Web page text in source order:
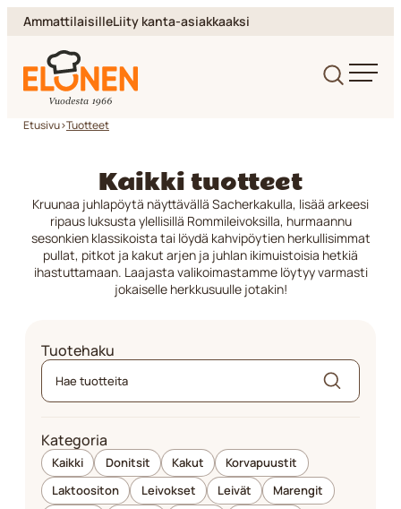
Siirry
sisältöön
AmmattilaisilleLiity kanta-asiakkaaksi
Elonen
Etusivu>Tuotteet
Kaikki tuotteet
Kruunaa juhlapöytä näyttävällä Sacherkakulla, lisää arkeesi
ripaus luksusta ylellisillä Rommileivoksilla, hurmaannu
sesonkien klassikoista tai löydä kahvipöytien herkullisimmat
pullat, pitkot ja kakut arjen ja juhlan ikimuistoisia hetkiä
ihastuttamaan. Laajasta valikoimastamme löytyy varmasti
jokaiselle herkkusuulle jotakin!
Tuotehaku
Kategoria
Kaikki Donitsit Kakut
Korvapuustit
Laktoositon
Leivokset Leivät
Marengit